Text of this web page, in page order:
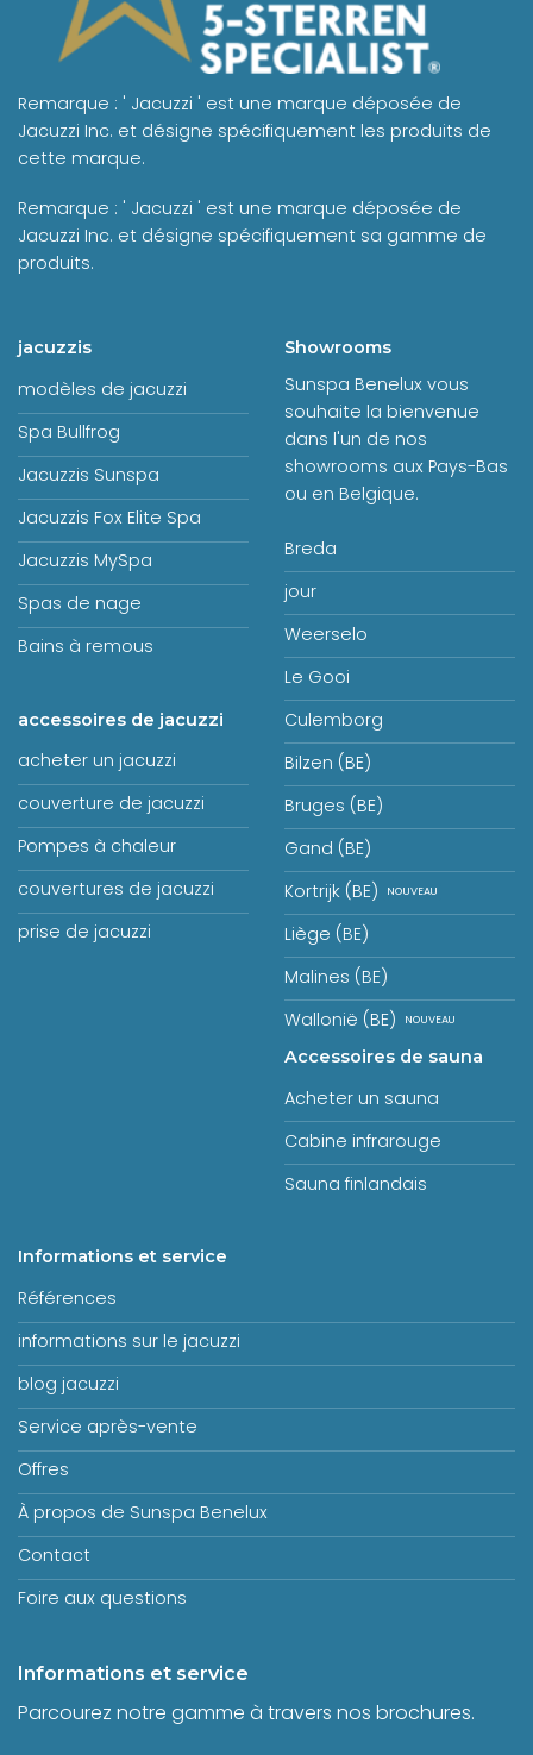
Remarque : ' Jacuzzi ' est une marque déposée de
Jacuzzi Inc. et désigne spécifiquement les produits de
cette marque.
Remarque : ' Jacuzzi ' est une marque déposée de
Jacuzzi Inc. et désigne spécifiquement sa gamme de
produits.
jacuzzis
modèles de jacuzzi
Spa Bullfrog
Jacuzzis Sunspa
Jacuzzis Fox Elite Spa
Jacuzzis MySpa
Spas de nage
Bains à remous
accessoires de jacuzzi
acheter un jacuzzi
couverture de jacuzzi
Pompes à chaleur
couvertures de jacuzzi
prise de jacuzzi
Showrooms
Sunspa Benelux vous
souhaite la bienvenue
dans l'un de nos
showrooms aux Pays-Bas
ou en Belgique.
Breda
jour
Weerselo
Le Gooi
Culemborg
Bilzen (BE)
Bruges (BE)
Gand (BE)
Kortrijk (BE)
Liège (BE)
Malines (BE)
Wallonië (BE)
Accessoires de sauna
Acheter un sauna
Cabine infrarouge
Sauna finlandais
Informations et service
Références
informations sur le jacuzzi
blog jacuzzi
Service après-vente
Offres
À propos de Sunspa Benelux
Contact
Foire aux questions
Informations et service
Parcourez notre gamme à travers nos brochures.